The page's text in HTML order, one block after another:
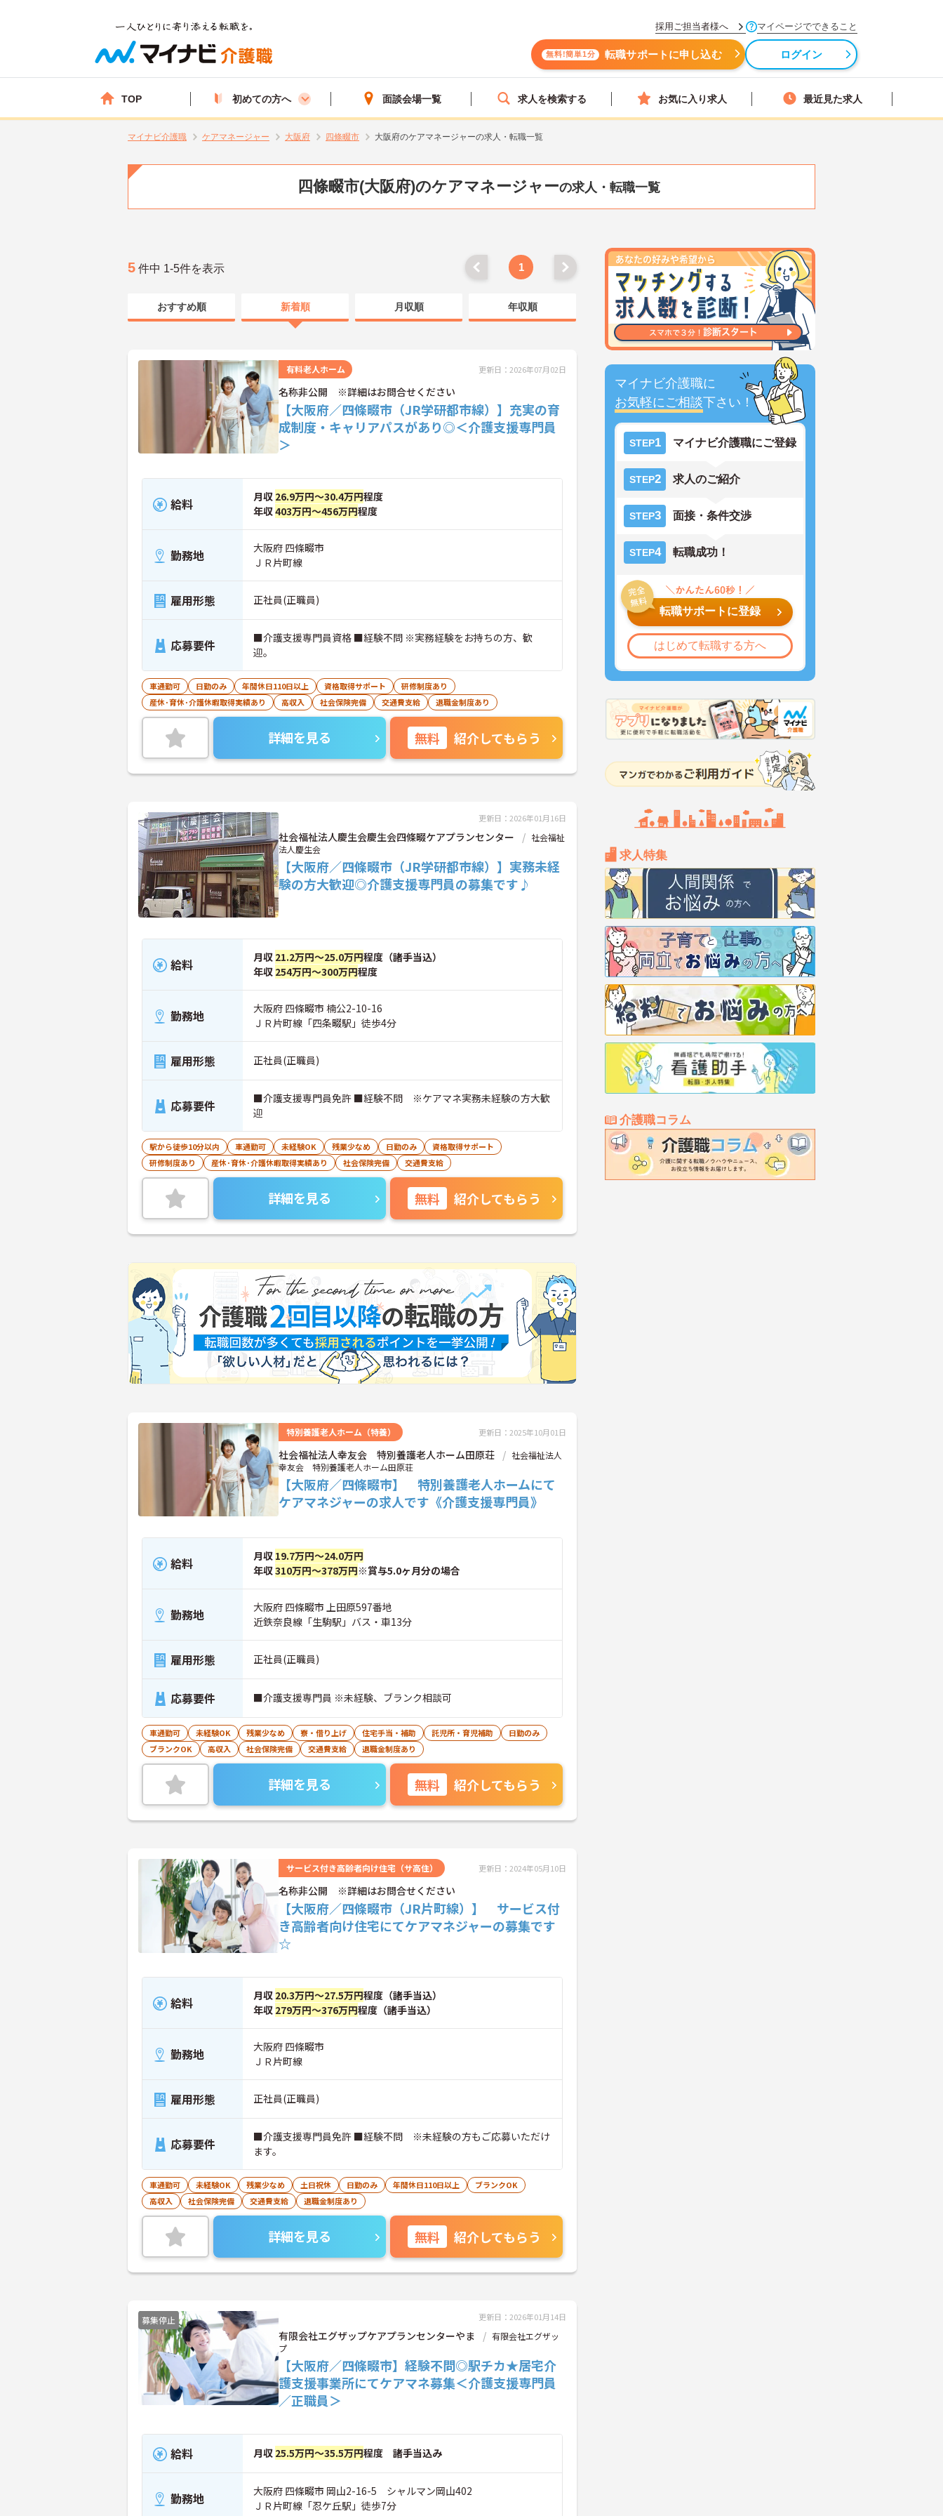
採用ご担当者様へ マイページでできること
無料!簡単1分 転職サポートに申し込む ログイン
TOP 初めての方へ 面談会場一覧 求人を検索する お気に入り求人 最近見た求人
マイナビ介護職 ケアマネージャー 大阪府 四條畷市 大阪府のケアマネージャーの求人・転職一覧
四條畷市(大阪府)のケアマネージャーの求人・転職一覧
マイナビ介護職に
お気軽にご相談下さい！
STEP1 マイナビ介護職にご登録
STEP2 求人のご紹介
STEP3 面接・条件交渉
STEP4 転職成功！
転職サポートに登録
はじめて転職する方へ
求人特集
介護職コラム
5 件中 1-5件を表示 1
おすすめ順 新着順 月収順 年収順
有料老人ホーム 更新日：2026年07月02日
名称非公開 ※詳細はお問合せください
【大阪府／四條畷市（JR学研都市線）】充実の育
成制度・キャリアパスがあり◎＜介護支援専門員
＞
給料 月収 26.9万円～30.4万円程度
年収403万円～456万円程度
勤務地
大阪府 四條畷市
ＪＲ片町線
雇用形態 正社員(正職員)
応募要件
■介護支援専門員資格 ■経験不問 ※実務経験をお持ちの方、歓
迎。
車通勤可 日勤のみ 年間休日110日以上 資格取得サポート
研修制度あり
産休･育休･介護休暇取得実績あり
高収入 社会保険完備 交通費支給 退職金制度あり
詳細を見る 無料 紹介してもらう
更新日：2026年01月16日
社会福祉法人慶生会慶生会四條畷ケアプランセンター
社会福祉
法人慶生会
【大阪府／四條畷市（JR学研都市線）】実務未経
験の方大歓迎◎介護支援専門員の募集です♪
給料 月収 21.2万円～25.0万円程度（諸手当込）
年収 254万円～300万円程度
勤務地
大阪府 四條畷市 楠公2-10-16
ＪＲ片町線「四条畷駅」徒歩4分
雇用形態 正社員(正職員)
応募要件
■介護支援専門員免許 ■経験不問 ※ケアマネ実務未経験の方大歓
迎
駅から徒歩10分以内 車通勤可 未経験OK 残業少なめ 日勤のみ
資格取得サポート
研修制度あり
産休･育休･介護休暇取得実績あり 社会保険完備 交通費支給
詳細を見る 無料 紹介してもらう
特別養護老人ホーム（特養） 更新日：2025年10月01日
社会福祉法人幸友会 特別養護老人ホーム田原荘
社会福祉法人
幸友会 特別養護老人ホーム田原荘
【大阪府／四條畷市】 特別養護老人ホームにて
ケアマネジャーの求人です《介護支援専門員》
給料 月収 19.7万円～24.0万円
年収310万円～378万円※賞与5.0ヶ月分の場合
勤務地
大阪府 四條畷市 上田原597番地
近鉄奈良線「生駒駅」バス・車13分
雇用形態 正社員(正職員)
応募要件 ■介護支援専門員 ※未経験、ブランク相談可
車通勤可 未経験OK 残業少なめ 寮・借り上げ 住宅手当・補助 託児所・育児補助
日勤のみ
ブランクOK
高収入 社会保険完備 交通費支給 退職金制度あり
詳細を見る 無料 紹介してもらう
サービス付き高齢者向け住宅（サ高住） 更新日：2024年05月10日
名称非公開 ※詳細はお問合せください
【大阪府／四條畷市（JR片町線）】 サービス付
き高齢者向け住宅にてケアマネジャーの募集です
☆
給料 月収 20.3万円～27.5万円程度（諸手当込）
年収 279万円～376万円程度（諸手当込）
勤務地
大阪府 四條畷市
ＪＲ片町線
雇用形態 正社員(正職員)
応募要件
■介護支援専門員免許 ■経験不問 ※未経験の方もご応募いただけ
ます。
車通勤可 未経験OK 残業少なめ 土日祝休 日勤のみ 年間休日110日以上
ブランクOK
高収入
社会保険完備 交通費支給 退職金制度あり
詳細を見る 無料 紹介してもらう
募集停止 更新日：2026年01月14日
有限会社エグザップケアプランセンターやま
有限会社エグザッ
プ
【大阪府／四條畷市】経験不問◎駅チカ★居宅介
護支援事業所にてケアマネ募集＜介護支援専門員
／正職員＞
給料 月収 25.5万円～35.5万円程度 諸手当込み
勤務地
大阪府 四條畷市 岡山2-16-5 シャルマン岡山402
ＪＲ片町線「忍ケ丘駅」徒歩7分